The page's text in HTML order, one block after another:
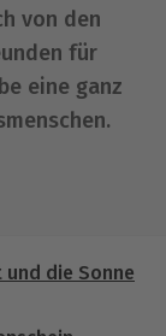
von den
für
eine ganz
und die Sonne